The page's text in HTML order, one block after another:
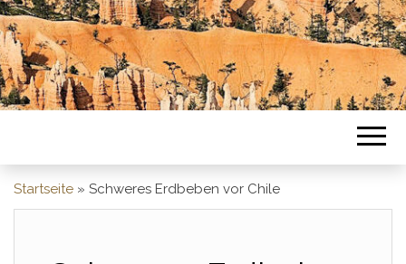
Startseite » Schweres Erdbeben vor Chile